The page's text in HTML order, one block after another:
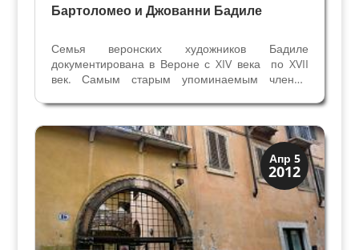
Бартоломео и Джованни Бадиле
Семья веронских художников Бадиле
документирована в Вероне с XIV века по XVII
век. Самым старым упоминаемым членом
1354г., 1361г., умер до 27 октября 1362г.).
Известно, что у него был сын Бартоломео (1329
– 1389)....
Апр 5
2012
Верона
Веронцы